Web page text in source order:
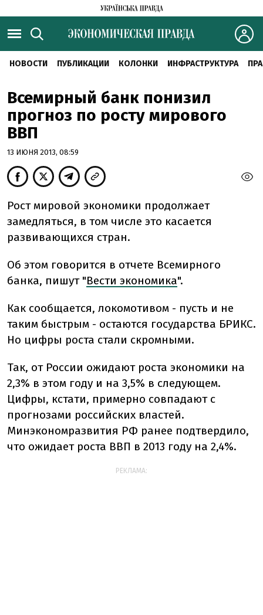
НОВОСТИ ПУБЛИКАЦИИ КОЛОНКИ ИНФРАСТРУКТУРА
Всемирный банк понизил
прогноз по росту мирового
ВВП
13 ИЮНЯ 2013, 08:59
Рост мировой экономики продолжает
замедляться, в том числе это касается
развивающихся стран.
Об этом говорится в отчете Всемирного
банка, пишут "Вести экономика".
Как сообщается, локомотивом - пусть и не
таким быстрым - остаются государства БРИКС.
Но цифры роста стали скромными.
Так, от России ожидают роста экономики на
2,3% в этом году и на 3,5% в следующем.
Цифры, кстати, примерно совпадают с
прогнозами российских властей.
Минэкономразвития РФ ранее подтвердило,
что ожидает роста ВВП в 2013 году на 2,4%.
РЕКЛАМА: